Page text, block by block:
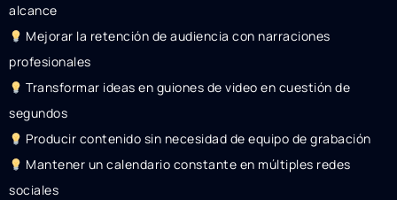
alcance
Mejorar la retención de audiencia con narraciones
profesionales
Transformar ideas en guiones de video en cuestión de
segundos
Producir contenido sin necesidad de equipo de grabación
Mantener un calendario constante en múltiples redes
sociales